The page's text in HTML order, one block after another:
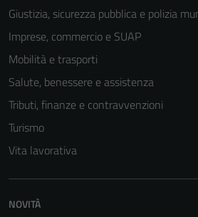
Giustizia, sicurezza pubblica e polizia
Imprese, commercio e SUAP
Mobilità e trasporti
Salute, benessere e assistenza
Tributi, finanze e contravvenzioni
Turismo
Vita lavorativa
NOVITÀ